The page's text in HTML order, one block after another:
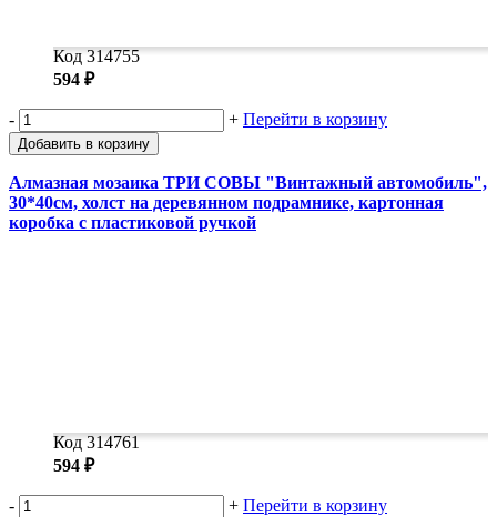
Код 314755
594 ₽
- + Перейти в корзину
Добавить в корзину
Алмазная мозаика ТРИ СОВЫ "Винтажный автомобиль",
30*40см, холст на деревянном подрамнике, картонная
коробка с пластиковой ручкой
Код 314761
594 ₽
- + Перейти в корзину